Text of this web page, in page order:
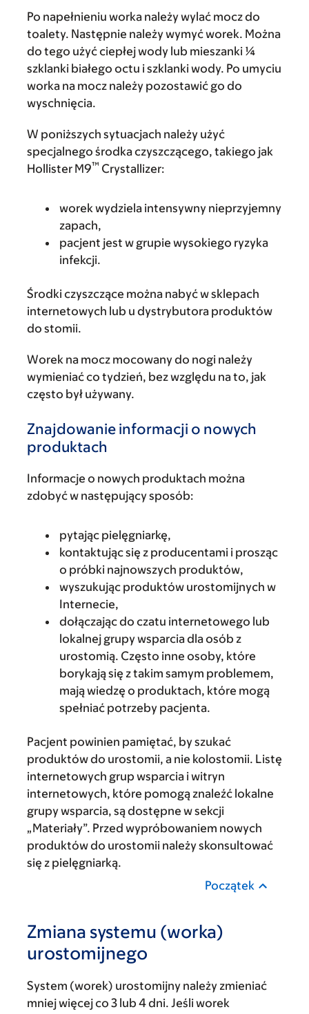
Po napełnieniu worka należy wylać mocz do
toalety. Następnie należy wymyć worek. Można
do tego użyć ciepłej wody lub mieszanki ¼
szklanki białego octu i szklanki wody. Po umyciu
worka na mocz należy pozostawić go do
wyschnięcia.
W poniższych sytuacjach należy użyć
specjalnego środka czyszczącego, takiego jak
Hollister M9™ Crystallizer:
worek wydziela intensywny nieprzyjemny
zapach,
pacjent jest w grupie wysokiego ryzyka
infekcji.
Środki czyszczące można nabyć w sklepach
internetowych lub u dystrybutora produktów
do stomii.
Worek na mocz mocowany do nogi należy
wymieniać co tydzień, bez względu na to, jak
często był używany.
Znajdowanie informacji o nowych
produktach
Informacje o nowych produktach można
zdobyć w następujący sposób:
pytając pielęgniarkę,
kontaktując się z producentami i prosząc
o próbki najnowszych produktów,
wyszukując produktów urostomijnych w
Internecie,
dołączając do czatu internetowego lub
lokalnej grupy wsparcia dla osób z
urostomią. Często inne osoby, które
borykają się z takim samym problemem,
mają wiedzę o produktach, które mogą
spełniać potrzeby pacjenta.
Pacjent powinien pamiętać, by szukać
produktów do urostomii, a nie kolostomii. Listę
internetowych grup wsparcia i witryn
internetowych, które pomogą znaleźć lokalne
grupy wsparcia, są dostępne w sekcji
„Materiały”. Przed wypróbowaniem nowych
produktów do urostomii należy skonsultować
się z pielęgniarką.
Początek
Zmiana systemu (worka)
urostomijnego
System (worek) urostomijny należy zmieniać
mniej więcej co 3 lub 4 dni. Jeśli worek